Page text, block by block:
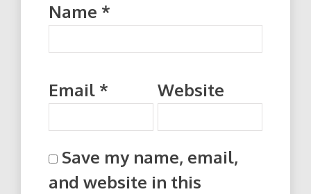
Name *
Email * Website
Save my name, email,
and website in this